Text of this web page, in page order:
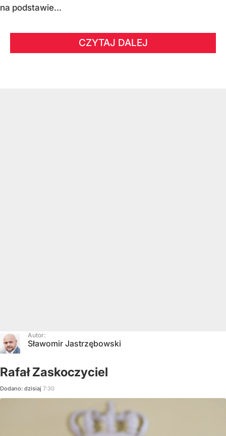
na podstawie...
CZYTAJ DALEJ
Autor:
Sławomir Jastrzębowski
Rafał Zaskoczyciel
Dodano: dzisiaj 7:30